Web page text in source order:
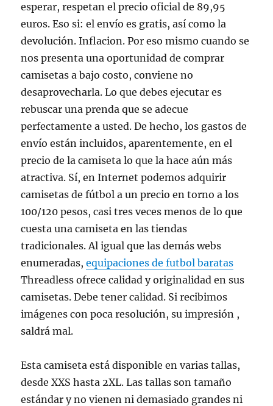
esperar, respetan el precio oficial de 89,95
euros. Eso si: el envío es gratis, así como la
devolución. Inflacion. Por eso mismo cuando se
nos presenta una oportunidad de comprar
camisetas a bajo costo, conviene no
desaprovecharla. Lo que debes ejecutar es
rebuscar una prenda que se adecue
perfectamente a usted. De hecho, los gastos de
envío están incluidos, aparentemente, en el
precio de la camiseta lo que la hace aún más
atractiva. Sí, en Internet podemos adquirir
camisetas de fútbol a un precio en torno a los
100/120 pesos, casi tres veces menos de lo que
cuesta una camiseta en las tiendas
tradicionales. Al igual que las demás webs
enumeradas,equipaciones de futbol baratas
Threadless ofrece calidad y originalidad en sus
camisetas. Debe tener calidad. Si recibimos
imágenes con poca resolución, su impresión ,
saldrá mal.
Esta camiseta está disponible en varias tallas,
desde XXS hasta 2XL. Las tallas son tamaño
estándar y no vienen ni demasiado grandes ni